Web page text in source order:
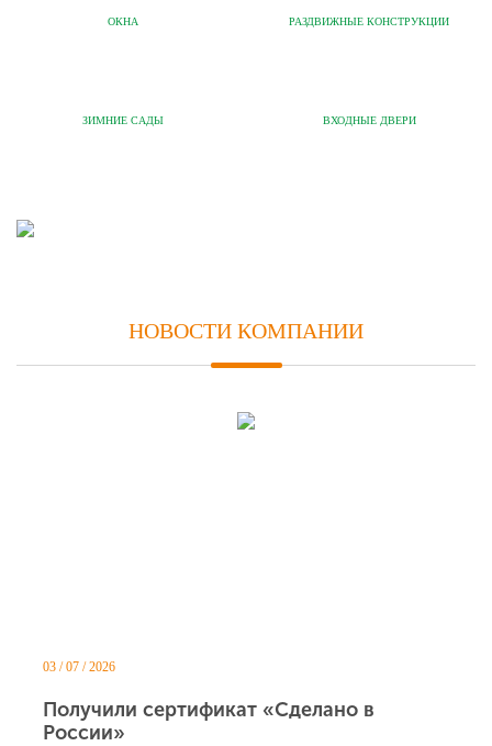
ОКНА РАЗДВИЖНЫЕ КОНСТРУКЦИИ
ЗИМНИЕ САДЫ ВХОДНЫЕ ДВЕРИ
НОВОСТИ КОМПАНИИ
03 / 07 / 2026
Получили сертификат «Сделано в
России»